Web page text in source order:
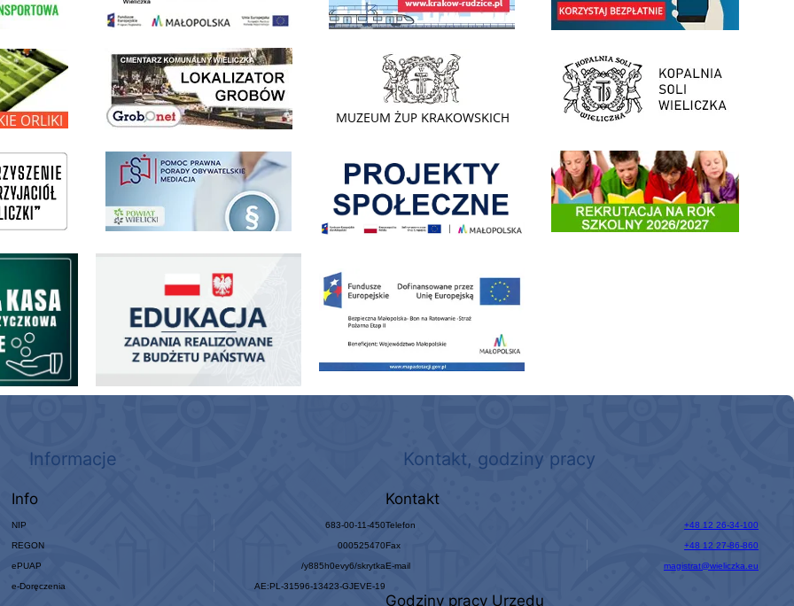
Orliki link do lokalizatora grobów na wielickim cmentarzu - grobnetlink do strony - Muzeum Żup Krakowskich Wieliczka link do strony Kopalni Soli Wieliczka
pomoc prawna wieliczka Informacja o terminach rekrutacji na rok szkolny 2026/
- Pożyczkowa
Zakup fabrycznie nowego, średniego samochodu ratowniczo-gaśniczego z napędem 4x4 dla OSP Kokotów
Informacje
Info
NIP 683-00-11-450
REGON 000525470
ePUAP /y885h0evy6/skrytka
e-Doręczenia AE:PL-31596-13423-GJEVE-19
Kontakt, godziny pracy
Kontakt
Telefon +48 12 26-34-100
Fax +48 12 27-86-860
E-mail magistrat@wieliczka.eu
Godziny pracy Urzędu